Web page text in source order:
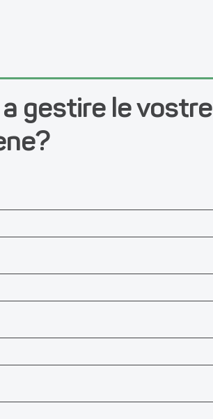
gestire le vostre